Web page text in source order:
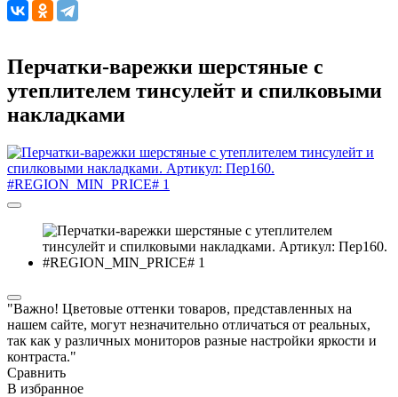
Перчатки-варежки шерстяные с
утеплителем тинсулейт и спилковыми
накладками
"Важно! Цветовые оттенки товаров, представленных на
нашем сайте, могут незначительно отличаться от реальных,
так как у различных мониторов разные настройки яркости и
контраста."
Сравнить
В избранное